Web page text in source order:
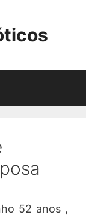
52 anos ,